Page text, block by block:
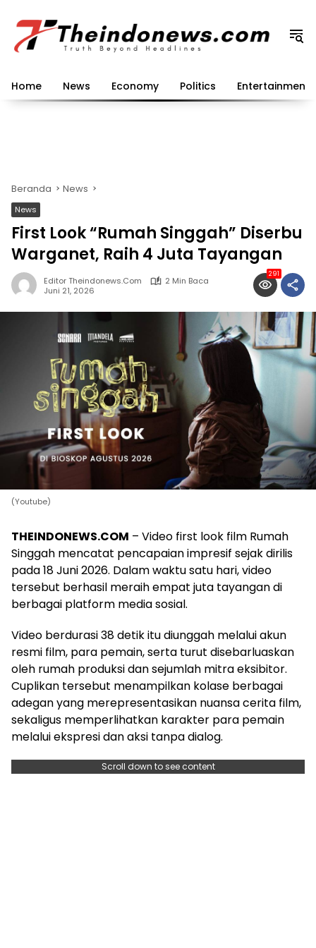
konten
Home News Economy Politics Entertainment
Beranda News
News
First Look “Rumah Singgah” Diserbu
Warganet, Raih 4 Juta Tayangan
Editor Theindonews.com
2 Min Baca
Juni 21, 2026
291
(Youtube)
THEINDONEWS.COM – Video first look film Rumah
Singgah mencatat pencapaian impresif sejak dirilis
pada 18 Juni 2026. Dalam waktu satu hari, video
tersebut berhasil meraih empat juta tayangan di
berbagai platform media sosial.
Video berdurasi 38 detik itu diunggah melalui akun
resmi film, para pemain, serta turut disebarluaskan
oleh rumah produksi dan sejumlah mitra eksibitor.
Cuplikan tersebut menampilkan kolase berbagai
adegan yang merepresentasikan nuansa cerita film,
sekaligus memperlihatkan karakter para pemain
melalui ekspresi dan aksi tanpa dialog.
Scroll down to see content